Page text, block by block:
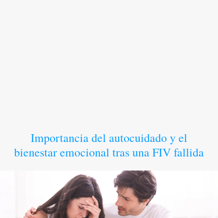
Importancia del autocuidado y el
bienestar emocional tras una FIV fallida